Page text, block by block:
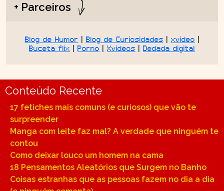
+ Parceiros
Blog de Humor | Blog de Curiosidades | xvideo |
Buceta flix | Porno | Xvideos | Dedada digital
Conteúdo Recente
17 fetiches mais comuns (e curiosos) que vão te
surpreender
Manga com leite faz mal? A verdade que ninguém te
contou
Como deixar louco um homem na cama
18 Pensamentos Aleatórios que Surgem no Banho
Coisas estranhas que as pessoas fazem no dia a dia